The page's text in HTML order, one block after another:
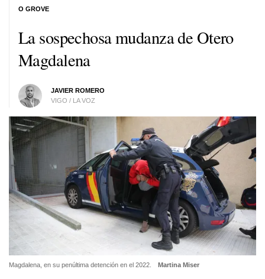
La sospechosa mudanza de Otero
Magdalena
JAVIER ROMERO
VIGO / LA VOZ
O GROVE
Magdalena, en su penúltima detención en el 2022. Martina Miser